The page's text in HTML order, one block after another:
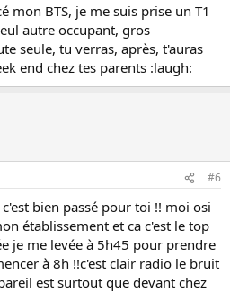
mon BTS, je me suis prise un T1
autre occupant, gros
seule, tu verras, après, t'auras
end chez tes parents :laugh:
#6
bien passé pour toi !! moi osi
établissement et ca c'est le top
je me levée à 5h45 pour prendre
à 8h !!c'est clair radio le bruit
est surtout que devant chez